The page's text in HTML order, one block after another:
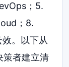
；5.
；8.
。以下从
策者建立清